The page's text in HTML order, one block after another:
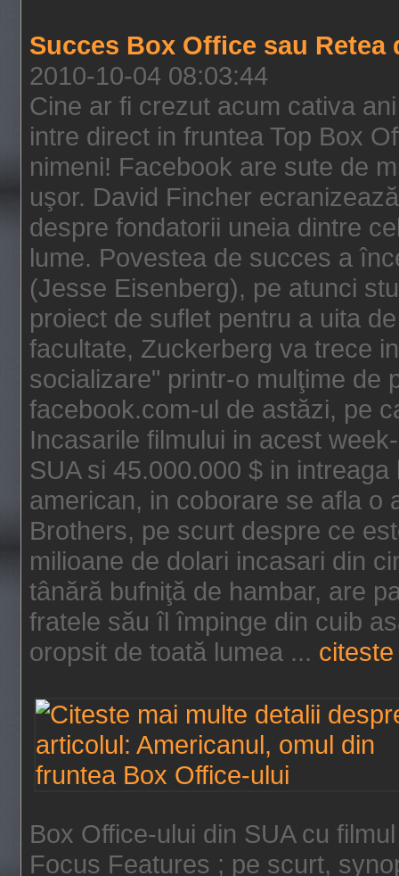
Succes Box Office sau Retea
2010-10-04 08:03:44
Cine ar fi crezut acum cativa
intre direct in fruntea Top Box
nimeni! Facebook are sute de
uşor. David Fincher
despre fondatorii uneia dintre
lume. Povestea de succes a
(Jesse Eisenberg), pe atunci
proiect de suflet pentru a uita
facultate, Zuckerberg va trece
socializare" printr-o mulţime de
facebook.com-ul de astăzi, pe
Incasarile filmului in acest
SUA si 45.000.000 $ in
american, in coborare se afla o
Brothers, pe scurt despre ce
milioane de dolari incasari din
tânără bufniţă de hambar, are
fratele său îl împinge din cuib
oropsit de toată lumea ...
Box Office-ului din SUA cu
Focus Features ; pe scurt,